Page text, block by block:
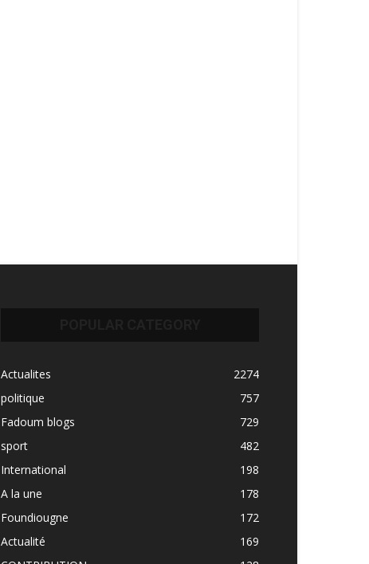
Actualites
2274
politique
757
Fadoum blogs
729
sport
482
International
198
A la une
178
Foundiougne
172
Actualité
169